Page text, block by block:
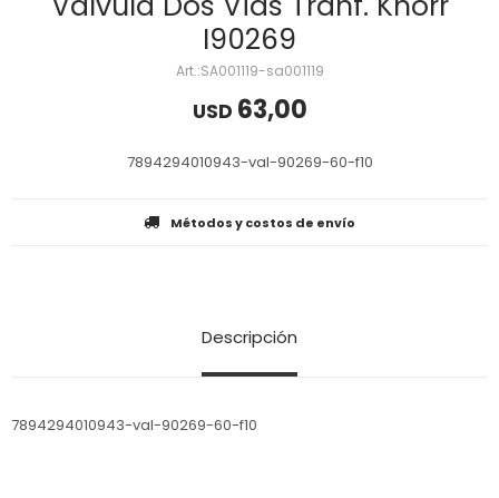
I90269
SA001119-sa001119
USD 63,00
7894294010943-val-90269-60-f10
Métodos y costos de envío
Descripción
7894294010943-val-90269-60-f10